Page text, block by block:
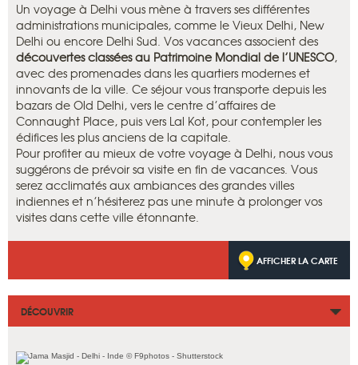
Un voyage à Delhi vous mène à travers ses différentes
administrations municipales, comme le Vieux Delhi, New
Delhi ou encore Delhi Sud. Vos vacances associent des
découvertes classées au Patrimoine Mondial de l’UNESCO,
avec des promenades dans les quartiers modernes et
innovants de la ville. Ce séjour vous transporte depuis les
bazars de Old Delhi, vers le centre d’affaires de
Connaught Place, puis vers Lal Kot, pour contempler les
édifices les plus anciens de la capitale.
Pour profiter au mieux de votre voyage à Delhi, nous vous
suggérons de prévoir sa visite en fin de vacances. Vous
serez acclimatés aux ambiances des grandes villes
indiennes et n’hésiterez pas une minute à prolonger vos
visites dans cette ville étonnante.
AFFICHER LA CARTE
DÉCOUVRIR